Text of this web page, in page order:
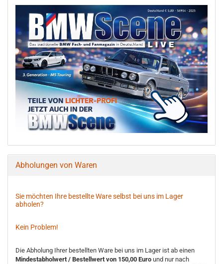
Abholungen von Waren
Sie möchten Ihre bestellte Ware selbst bei uns im Lager
abholen?
Kein Problem!
Die Abholung Ihrer bestellten Ware bei uns im Lager ist ab einen
Mindestabholwert / Bestellwert von 150,00 Euro und nur nach